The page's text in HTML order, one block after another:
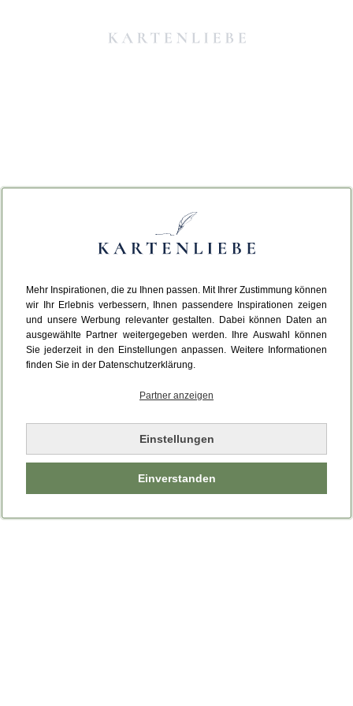
Mehr Inspirationen, die zu Ihnen passen. Mit Ihrer Zustimmung können
wir Ihr Erlebnis verbessern, Ihnen passendere Inspirationen zeigen
und unsere Werbung relevanter gestalten. Dabei können Daten an
ausgewählte Partner weitergegeben werden. Ihre Auswahl können
Sie jederzeit in den Einstellungen anpassen. Weitere Informationen
finden Sie in der Datenschutzerklärung.
Partner anzeigen
Einstellungen
Einverstanden
Da ist etwas schiefgelaufen.
Leider ist ein technischer Fehler aufgetreten.
Bitte laden Sie die Seite neu.